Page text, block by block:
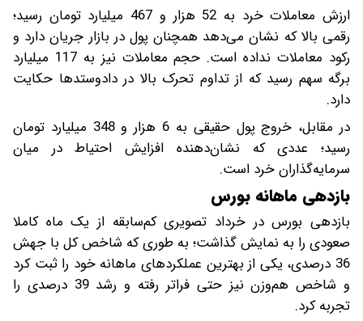
ارزش معاملات خرد به 52 هزار و 467 میلیارد تومان رسید؛
رقمی بالا که نشان می‌دهد همچنان پول در بازار جریان دارد و
رکود معاملات نداده است. حجم معاملات نیز به 117 میلیارد
برگه سهم رسید که از تداوم تحرک بالا در دادوستدها حکایت
دارد.
در مقابل، خروج پول حقیقی به 6 هزار و 348 میلیارد تومان
رسید؛ عددی که نشان‌دهنده افزایش احتیاط در میان
سرمایه‌گذاران خرد است.
بازدهی ماهانه بورس
بازدهی بورس در خرداد تصویری کم‌سابقه از یک ماه کاملا
صعودی را به نمایش گذاشت؛ به طوری که شاخص کل با جهش
36 درصدی، یکی از بهترین عملکردهای ماهانه خود را ثبت کرد
و شاخص هم‌وزن نیز حتی فراتر رفته و رشد 39 درصدی را
تجربه کرد.